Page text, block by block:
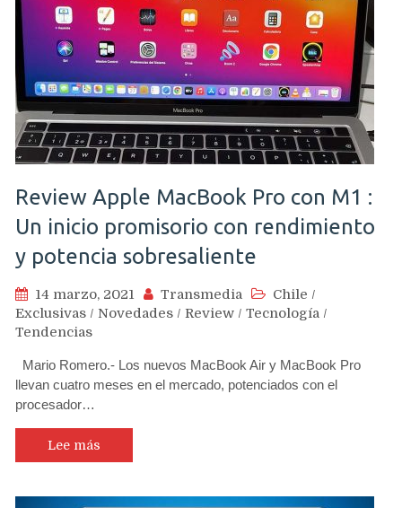
Review Apple MacBook Pro con M1 :
Un inicio promisorio con rendimiento
y potencia sobresaliente
14 marzo, 2021 Transmedia Chile /
Exclusivas / Novedades / Review / Tecnología /
Tendencias
Mario Romero.- Los nuevos MacBook Air y MacBook Pro
llevan cuatro meses en el mercado, potenciados con el
procesador…
Lee más